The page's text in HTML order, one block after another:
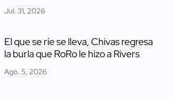
Jul. 31, 2026
El que se ríe se lleva, Chivas regresa
la burla que RoRo le hizo a Rivers
Ago. 5, 2026